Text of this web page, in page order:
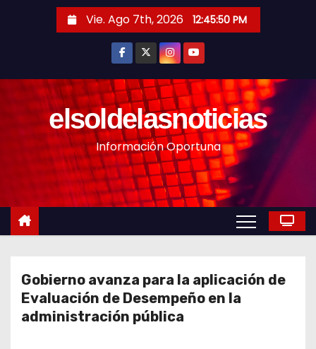
n
Vie. Ago 7th, 2026 12:45:52 PM
elsoldelasnoticias
Información Oportuna
Gobierno avanza para la aplicación de
Evaluación de Desempeño en la
administración pública